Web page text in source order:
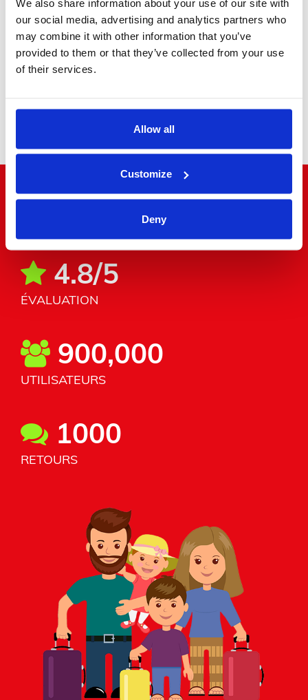
We also share information about your use of our site with
our social media, advertising and analytics partners who
may combine it with other information that you’ve
provided to them or that they’ve collected from your use
of their services.
Allow all
Customize
Deny
4.8/5
ÉVALUATION
900,000
UTILISATEURS
1000
RETOURS